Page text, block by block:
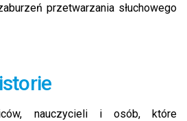
przetwarzania słuchowego
nauczycieli i osób, które